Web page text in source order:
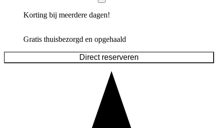
Korting bij meerdere dagen!
Gratis thuisbezorgd en opgehaald
Direct reserveren